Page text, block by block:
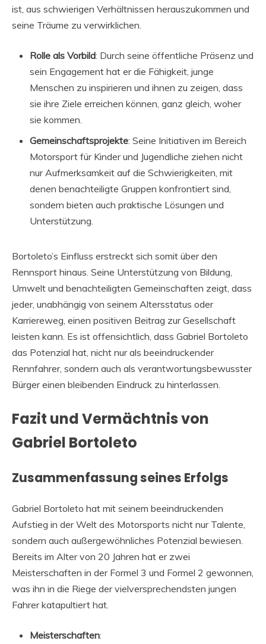
ist, aus schwierigen Verhältnissen herauszukommen und
seine Träume zu verwirklichen.
Rolle als Vorbild: Durch seine öffentliche Präsenz und
sein Engagement hat er die Fähigkeit, junge
Menschen zu inspirieren und ihnen zu zeigen, dass
sie ihre Ziele erreichen können, ganz gleich, woher
sie kommen.
Gemeinschaftsprojekte: Seine Initiativen im Bereich
Motorsport für Kinder und Jugendliche ziehen nicht
nur Aufmerksamkeit auf die Schwierigkeiten, mit
denen benachteiligte Gruppen konfrontiert sind,
sondern bieten auch praktische Lösungen und
Unterstützung.
Bortoleto’s Einfluss erstreckt sich somit über den
Rennsport hinaus. Seine Unterstützung von Bildung,
Umwelt und benachteiligten Gemeinschaften zeigt, dass
jeder, unabhängig von seinem Altersstatus oder
Karriereweg, einen positiven Beitrag zur Gesellschaft
leisten kann. Es ist offensichtlich, dass Gabriel Bortoleto
das Potenzial hat, nicht nur als beeindruckender
Rennfahrer, sondern auch als verantwortungsbewusster
Bürger einen bleibenden Eindruck zu hinterlassen.
Fazit und Vermächtnis von
Gabriel Bortoleto
Zusammenfassung seines Erfolgs
Gabriel Bortoleto hat mit seinem beeindruckenden
Aufstieg in der Welt des Motorsports nicht nur Talente,
sondern auch außergewöhnliches Potenzial bewiesen.
Bereits im Alter von 20 Jahren hat er zwei
Meisterschaften in der Formel 3 und Formel 2 gewonnen,
was ihn in die Riege der vielversprechendsten jungen
Fahrer katapultiert hat.
Meisterschaften: